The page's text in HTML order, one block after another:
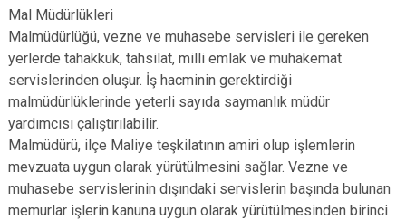
Mal Müdürlükleri
Malmüdürlüğü, vezne ve muhasebe servisleri ile gereken
yerlerde tahakkuk, tahsilat, milli emlak ve muhakemat
servislerinden oluşur. İş hacminin gerektirdiği
malmüdürlüklerinde yeterli sayıda saymanlık müdür
yardımcısı çalıştırılabilir.
Malmüdürü, ilçe Maliye teşkilatının amiri olup işlemlerin
mevzuata uygun olarak yürütülmesini sağlar. Vezne ve
muhasebe servislerinin dışındaki servislerin başında bulunan
memurlar işlerin kanuna uygun olarak yürütülmesinden birinci